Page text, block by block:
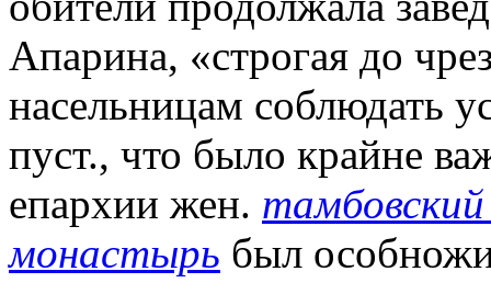
Апарина, «строгая до
насельницам соблюдать
пуст., что было крайне
епархии жен. тамбовский
монастырь был